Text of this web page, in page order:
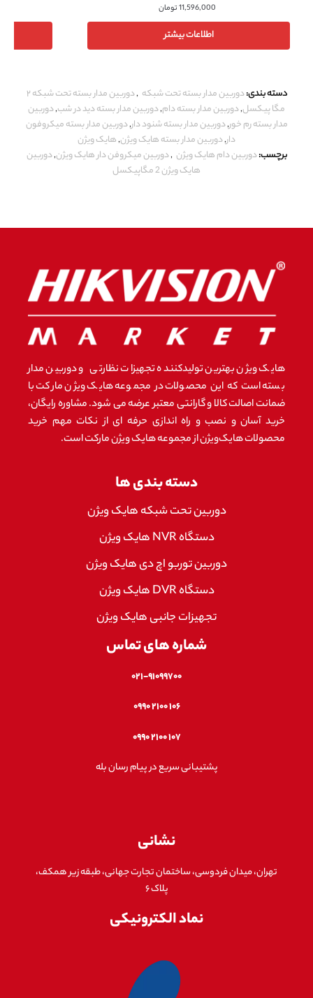
11,596,000تومان
اطلاعات بیشتر
دسته بندی:دوربین مدار بسته تحت شبکه ,
دوربین مدار بسته تحت شبکه ۲
مگا پیکسل,دوربین مدار بسته دام,دوربین مدار بسته دید در شب,دوربین
مدار بسته رم خور,دوربین مدار بسته شنود دار,دوربین مدار بسته میکروفون
دار,دوربین مدار بسته هایک ویژن,هایک ویژن
برچسب:دوربین دام هایک ویژن ,دوربین میکروفن دار هایک ویژن,دوربین
هایک ویژن 2 مگاپیکسل
هایک ویژن بهترین تولیدکننده تجهیزات نظارتی و دوربین مدار
بسته است که این محصولات در مجموعه هایک ویژن مارکت با
ضمانت اصالت کالا و گارانتی معتبر عرضه می شود. مشاوره رایگان،
خرید آسان و نصب و راه اندازی حرفه ای از نکات مهم خرید
محصولات هایک‌ویژن از مجموعه هایک ویژن مارکت است.
دسته بندی ها
دوربین تحت شبکه هایک ویژن
دستگاه NVR هایک ویژن
دوربین توربو اچ دی هایک ویژن
دستگاه DVR هایک ویژن
تجهیزات جانبی هایک ویژن
شماره های تماس
۰۲۱-۹۱۰۹۹۷۰۰
۱۰۶ ۲۱۰۰ ۰۹۹۰
۱۰۷ ۲۱۰۰ ۰۹۹۰
پشتیبانی سریع در پیام رسان بله
نشانی
تهران، میدان فردوسی، ساختمان تجارت جهانی، طبقه زیر همکف،
پلاک ۶
نماد الکترونیکی